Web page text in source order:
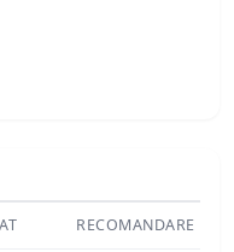
RECOMANDARE